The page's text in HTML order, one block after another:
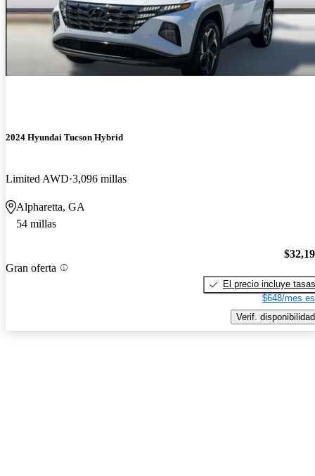
2024 Hyundai Tucson Hybrid
Limited AWD 3,096 millas
Alpharetta, GA
54 millas
Gran oferta
El precio incluye tasas
$648/mes
Verif. disponibilidad